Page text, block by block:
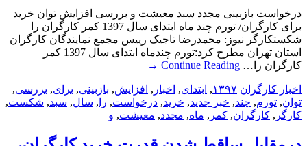
درخواست بازبینی مجدد سبد معیشت و بررسی افزایش توان خرید
برای کارگران/ تورم چند ماه ابتدای سال 1397 کمر کارگران را
شکستکارگر نیوز: محمدرضا تاجیک رییس مجمع نمایندگان کارگران
استان تهران مطرح کرد:تورم چندماه ابتدای سال 1397 کمر
کارگران را… Continue Reading
→
اخبار کارگران ۱۳۹۷, ابتدای, اخبار , افزایش, بازبینی, برای, بررسی,
توان, تورم, چند, خبر جدید, خرید, درخواست, را , سال, سبد, شکست,
کارگر , کارگران, کمر , ماه, مجدد, معیشت, و